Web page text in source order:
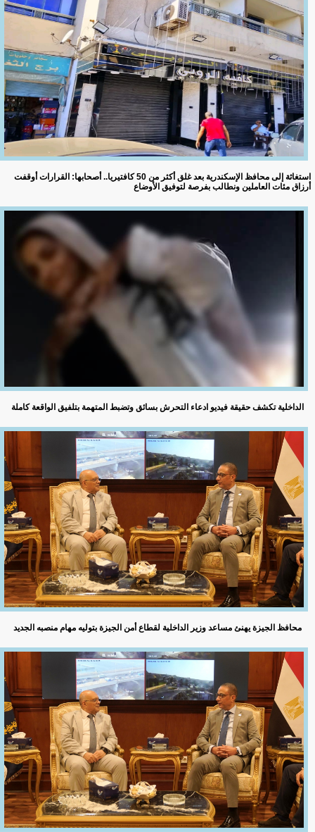
استغاثة إلى محافظ الإسكندرية بعد غلق أكثر من 50 كافتيريا.. أصحابها: القرارات أوقفت
أرزاق مئات العاملين ونطالب بفرصة لتوفيق الأوضاع
الداخلية تكشف حقيقة فيديو ادعاء التحرش بسائق وتضبط المتهمة بتلفيق الواقعة كاملة
محافظ الجيزة يهنئ مساعد وزير الداخلية لقطاع أمن الجيزة بتوليه مهام منصبه الجديد